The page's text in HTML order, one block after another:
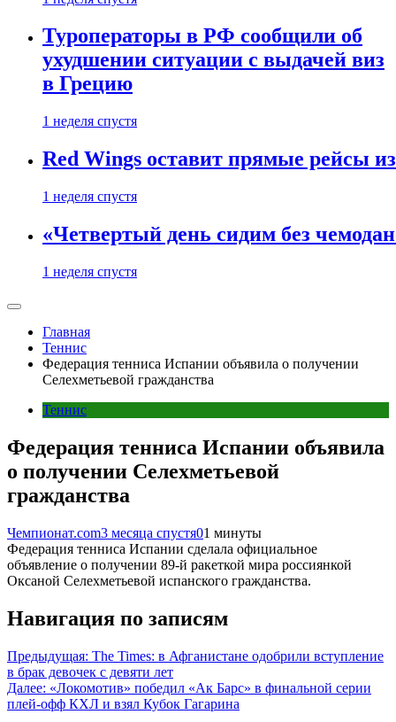
Туроператоры в РФ сообщили об
ухудшении ситуации с выдачей виз
в Грецию
1 неделя спустя
Red Wings оставит прямые рейсы
1 неделя спустя
«Четвертый день сидим без
1 неделя спустя
Главная
Теннис
Федерация тенниса Испании объявила о получении
Селехметьевой гражданства
Теннис
Федерация тенниса Испании объявила
о получении Селехметьевой
гражданства
Чемпионат.com3 месяца спустя01 минуты
Федерация тенниса Испании сделала официальное
объявление о получении 89-й ракеткой мира россиянкой
Оксаной Селехметьевой испанского гражданства.
Навигация по записям
Предыдущая: The Times: в Афганистане одобрили вступление
в брак девочек с девяти лет
Далее: «Локомотив» победил «Ак Барс» в финальной серии
плей-офф КХЛ и взял Кубок Гагарина